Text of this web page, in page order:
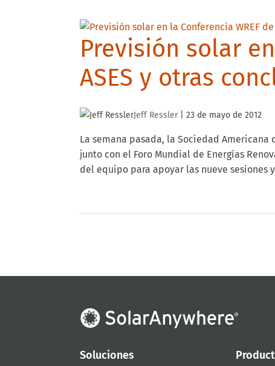
Previsión solar
ASES y otras
Jeff Ressler| 23 de mayo de 2012
La semana pasada, la Sociedad Americana
junto con el Foro Mundial de Energías
del equipo para apoyar las nueve sesiones
Soluciones